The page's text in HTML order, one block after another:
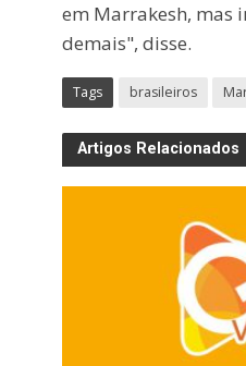
em Marrakesh, mas
demais", disse.
Tags brasileiros
Artigos Relacionados